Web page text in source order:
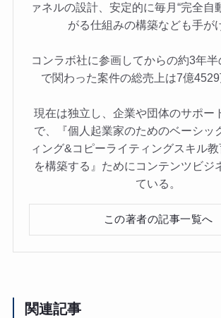
ァネルの設計、安定的に毎月“完全自
がる仕組みの構築なども手が
コンラボ社に参画してからの約3年
で関わった案件の総売上は7億4529
現在は独立し、企業や団体のサポー
で、『個人起業家のためのベーシッ
ィング&コピーライティングスキル
を構築する』ためにコンテンツビジ
ている。
この著者の記事一覧へ
関連記事